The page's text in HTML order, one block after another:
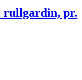
rullgardin, pr.